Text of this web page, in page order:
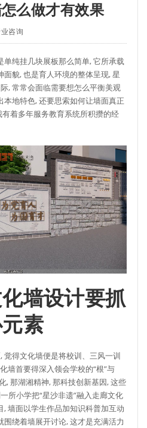
么做才有效果
咨询
单纯挂几块展板那么简单, 它所承载
貌, 也是育人环境的整体呈现, 星
, 常常会面临需要想怎么平衡美观
本地特色, 还要思索如何让墙面真正
着多年服务教育系统所积攒的经
墙设计要抓
素
得文化墙便是将校训、三风一训
墙首要得深入领会学校的“根”与
, 那湖湘精神, 那科技创新基因, 这些
所小学把“星沙非遗”融入走廊文化
墙面以学生作品加知识科普加互动
绕着墙展开讨论, 这才是充满活力